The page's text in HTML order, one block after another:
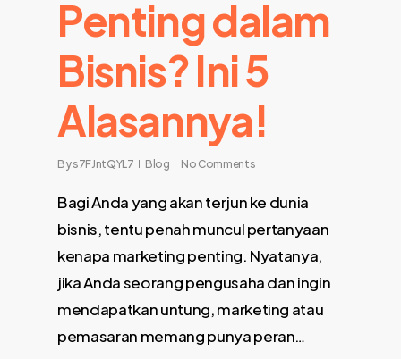
Penting dalam
Bisnis? Ini 5
Alasannya!
Bys7FJntQYL7 Blog No Comments
Bagi Anda yang akan terjun ke dunia
bisnis, tentu penah muncul pertanyaan
kenapa marketing penting. Nyatanya,
jika Anda seorang pengusaha dan ingin
mendapatkan untung, marketing atau
pemasaran memang punya peran…